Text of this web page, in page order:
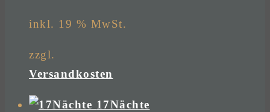
inkl. 19 % MwSt.
zzgl.
Versandkosten
17Nächte